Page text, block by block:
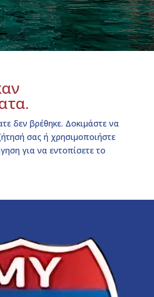
δεν βρέθηκε. Δοκιμάστε να
σας ή χρησιμοποιήστε
για να εντοπίσετε το